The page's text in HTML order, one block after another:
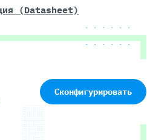
(Datasheet)
Сконфигурировать